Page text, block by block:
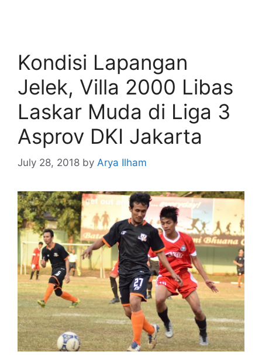
Kondisi Lapangan
Jelek, Villa 2000 Libas
Laskar Muda di Liga 3
Asprov DKI Jakarta
July 28, 2018 by Arya Ilham